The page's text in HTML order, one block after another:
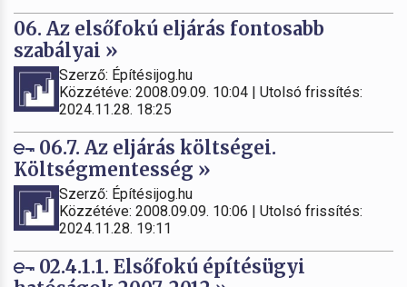
06. Az elsőfokú eljárás fontosabb
szabályai »
Szerző: Építésijog.hu
Közzétéve: 2008.09.09. 10:04 | Utolsó frissítés:
2024.11.28. 18:25
06.7. Az eljárás költségei.
Költségmentesség »
Szerző: Építésijog.hu
Közzétéve: 2008.09.09. 10:06 | Utolsó frissítés:
2024.11.28. 19:11
02.4.1.1. Elsőfokú építésügyi